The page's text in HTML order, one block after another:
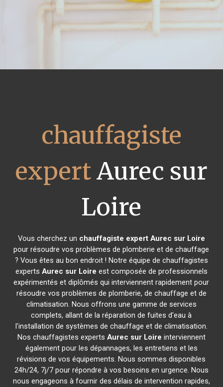
chauffagiste
expertAurec sur
Loire
Vous cherchez un chauffagiste expert Aurec sur Loire
pour résoudre vos problèmes de plomberie et de chauffage
? Vous êtes au bon endroit ! Notre équipe de chauffagistes
experts Aurec sur Loire est composée de professionnels
expérimentés et diplômés qui interviennent rapidement pour
résoudre vos problèmes de plomberie, de chauffage et de
climatisation. Nous offrons une gamme de services
complets, allant de la réparation de fuites d'eau à
l'installation de systèmes de chauffage et de climatisation.
Nos chauffagistes experts Aurec sur Loire interviennent
également pour les dépannages, les entretiens et les
révisions de vos équipements. Nous sommes disponibles
24h/24, 7j/7 pour répondre à vos besoins en urgence. Nous
nous engageons à fournir des délais de intervention rapides,